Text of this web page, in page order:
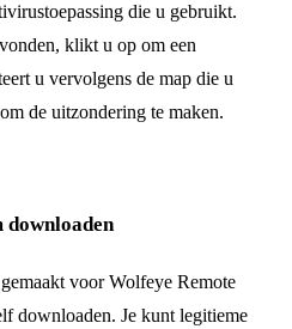
die u gebruikt.
klikt u op om een
u vervolgens de map die u
de uitzondering te maken.
downloaden
voor Wolfeye Remote
downloaden. Je kunt legitieme